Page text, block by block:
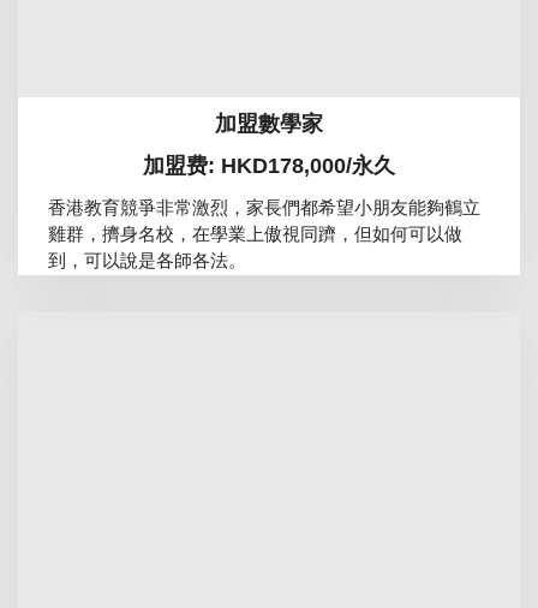
加盟數學家
加盟费: HKD178,000/永久
香港教育競爭非常激烈，家長們都希望小朋友能夠鶴立
雞群，擠身名校，在學業上傲視同躋，但如何可以做
到，可以說是各師各法。